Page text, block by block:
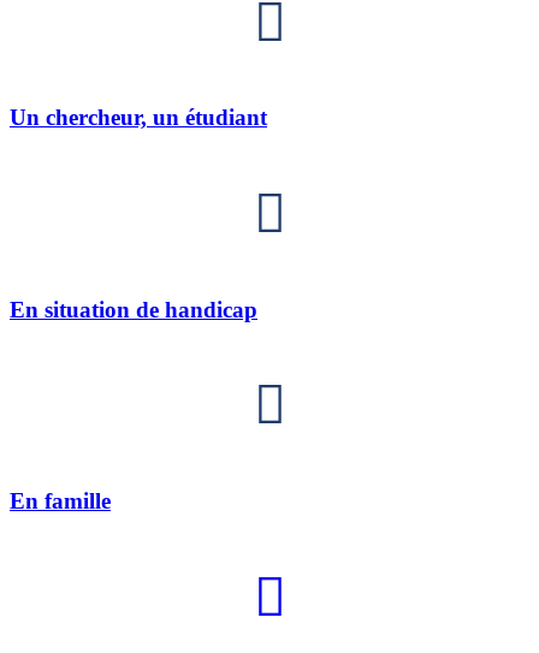
Un chercheur, un étudiant
En situation de handicap
En famille